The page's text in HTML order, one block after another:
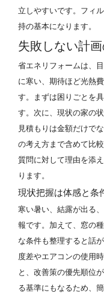
立しやすいです。フィ
持の基本になります。
失敗しない計
省エネリフォームは、
に寒い、期待ほど光熱
す。まずは困りごとを
す。次に、現状の家の
見積もりは金額だけで
の考え方まで含めて比
質問に対して理由を添
ります。
現状把握は体感と条
寒い暑い、結露が出る
報です。加えて、窓の
な条件も整理すると話
度差やエアコンの使用
と、改善策の優先順位
る基準にもなるため、